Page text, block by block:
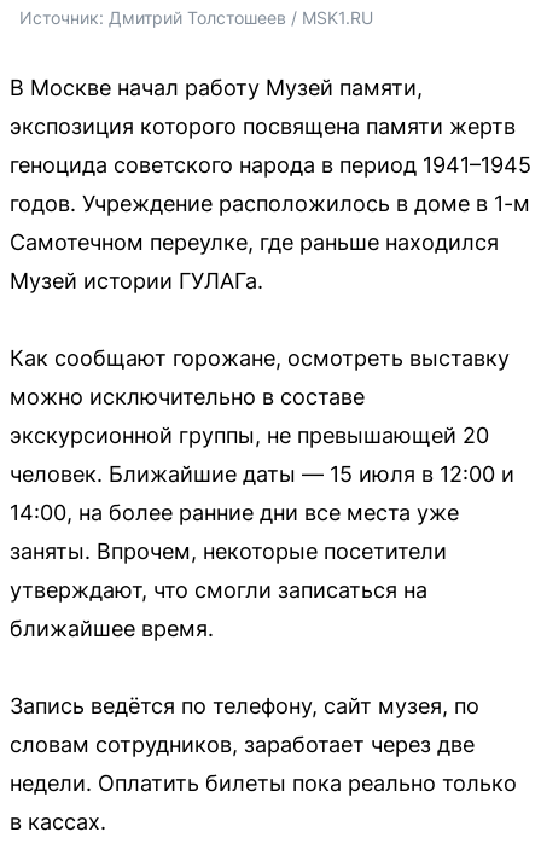
Источник: Дмитрий Толстошеев / MSK1.RU
В Москве начал работу Музей памяти,
экспозиция которого посвящена памяти жертв
геноцида советского народа в период 1941–1945
годов. Учреждение расположилось в доме в 1-м
Самотечном переулке, где раньше находился
Музей истории ГУЛАГа.
Как сообщают горожане, осмотреть выставку
можно исключительно в составе
экскурсионной группы, не превышающей 20
человек. Ближайшие даты — 15 июля в 12:00 и
14:00, на более ранние дни все места уже
заняты. Впрочем, некоторые посетители
утверждают, что смогли записаться на
ближайшее время.
Запись ведётся по телефону, сайт музея, по
словам сотрудников, заработает через две
недели. Оплатить билеты пока реально только
в кассах.